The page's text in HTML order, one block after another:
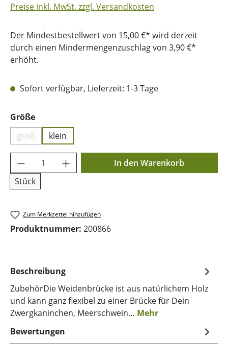
Preise inkl. MwSt. zzgl. Versandkosten
Der Mindestbestellwert von 15,00 €* wird derzeit
durch einen Mindermengenzuschlag von 3,90 €*
erhöht.
Sofort verfügbar, Lieferzeit: 1-3 Tage
Größeauswählen
groß(Diese Option ist zurzeit nicht verfügbar.)
klein
Produkt Anzahl: Gib den gewünschten
Stück
In den Warenkorb
Zum Merkzettel hinzufügen
Produktnummer: 200866
Beschreibung
ZubehörDie Weidenbrücke ist aus natürlichem Holz
und kann ganz flexibel zu einer Brücke für Dein
Zwergkaninchen, Meerschwein… Mehr
Bewertungen